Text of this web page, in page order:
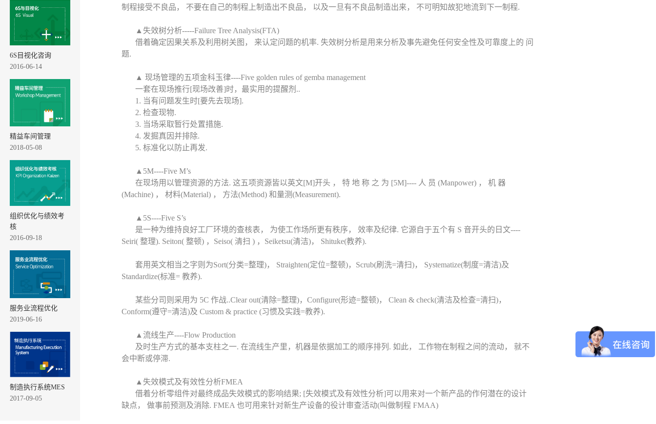
6S目视化咨询
2016-06-14
精益车间管理
2018-05-08
组织优化与绩效考
核
2016-09-18
服务业流程优化
2019-06-16
制造执行系统MES
2017-09-05
制程接受不良品， 不要在自己的制程上制造出不良品， 以及一旦有不良品制造出来， 不可明知故犯地流到下一制程.
▲失效树分析-----Failure Tree Analysis(FTA)
借着确定因果关系及利用树关图， 来认定问题的机率. 失效树分析是用来分析及事先避免任何安全性及可靠度上的 问
题.
▲ 现场管理的五项金科玉律----Five golden rules of gemba management
一套在现场推行[现场改善]时，最实用的提醒剂..
1. 当有问题发生时[要先去现场].
2. 检查现物.
3. 当场采取暂行处置措施.
4. 发掘真因并排除.
5. 标准化以防止再发.
▲5M----Five M’s
在现场用以管理资源的方法. 这五项资源皆以英文[M]开头 ， 特 地 称 之 为 [5M]---- 人 员 (Manpower) ， 机 器
(Machine) ， 材料(Material) ， 方法(Method) 和量测(Measurement).
▲5S----Five S’s
是一种为维持良好工厂环境的查核表， 为使工作场所更有秩序， 效率及纪律. 它源自于五个有 S 音开头的日文----
Seiri( 整理). Seiton( 整顿) ，Seiso( 清扫 ) ，Seiketsu(清洁)， Shituke(教养).
套用英文相当之字则为Sort(分类=整理)， Straighten(定位=整顿)，Scrub(刷洗=清扫)， Systematize(制度=清洁)及
Standardize(标准= 教养).
某些分司则采用为 5C 作战..Clear out(清除=整理)，Configure(形迹=整顿)， Clean & check(清洁及检查=清扫)，
Conform(遵守=清洁)及 Custom & practice (习惯及实践=教养).
▲流线生产----Flow Production
及时生产方式的基本支柱之一. 在流线生产里，机器是依据加工的顺序排列. 如此， 工作物在制程之间的流动， 就不
会中断或停滞.
▲失效模式及有效性分析FMEA
借着分析零组件对最终成品失效模式的影响结果; [失效模式及有效性分析]可以用来对一个新产品的作何潜在的设计
缺点， 做事前预测及消除. FMEA 也可用来针对新生产设备的役计审查活动(叫做制程 FMAA)